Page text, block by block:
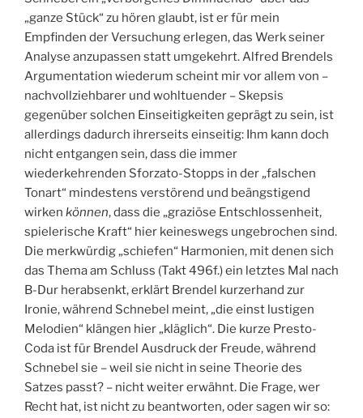
„ganze Stück“ zu hören glaubt, ist er für mein
Empfinden der Versuchung erlegen, das Werk seiner
Analyse anzupassen statt umgekehrt. Alfred Brendels
Argumentation wiederum scheint mir vor allem von –
nachvollziehbarer und wohltuender – Skepsis
gegenüber solchen Einseitigkeiten geprägt zu sein, ist
allerdings dadurch ihrerseits einseitig: Ihm kann doch
nicht entgangen sein, dass die immer
wiederkehrenden Sforzato-Stopps in der „falschen
Tonart“ mindestens verstörend und beängstigend
wirken können, dass die „graziöse Entschlossenheit,
spielerische Kraft“ hier keineswegs ungebrochen sind.
Die merkwürdig „schiefen“ Harmonien, mit denen sich
das Thema am Schluss (Takt 496f.) ein letztes Mal nach
B-Dur herabsenkt, erklärt Brendel kurzerhand zur
Ironie, während Schnebel meint, „die einst lustigen
Melodien“ klängen hier „kläglich“. Die kurze Presto-
Coda ist für Brendel Ausdruck der Freude, während
Schnebel sie – weil sie nicht in seine Theorie des
Satzes passt? – nicht weiter erwähnt. Die Frage, wer
Recht hat, ist nicht zu beantworten, oder sagen wir so: